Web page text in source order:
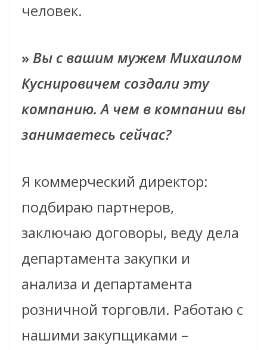
человек.
» Вы с вашим мужем Михаилом
Куснировичем создали эту
компанию. А чем в компании вы
занимаетесь сейчас?
Я коммерческий директор:
подбираю партнеров,
заключаю договоры, веду дела
департамента закупки и
анализа и департамента
розничной торговли. Работаю с
нашими закупщиками –